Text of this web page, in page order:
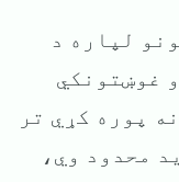
لپاره د
غوښتونکي
پوره کړي تر
محدود وي،